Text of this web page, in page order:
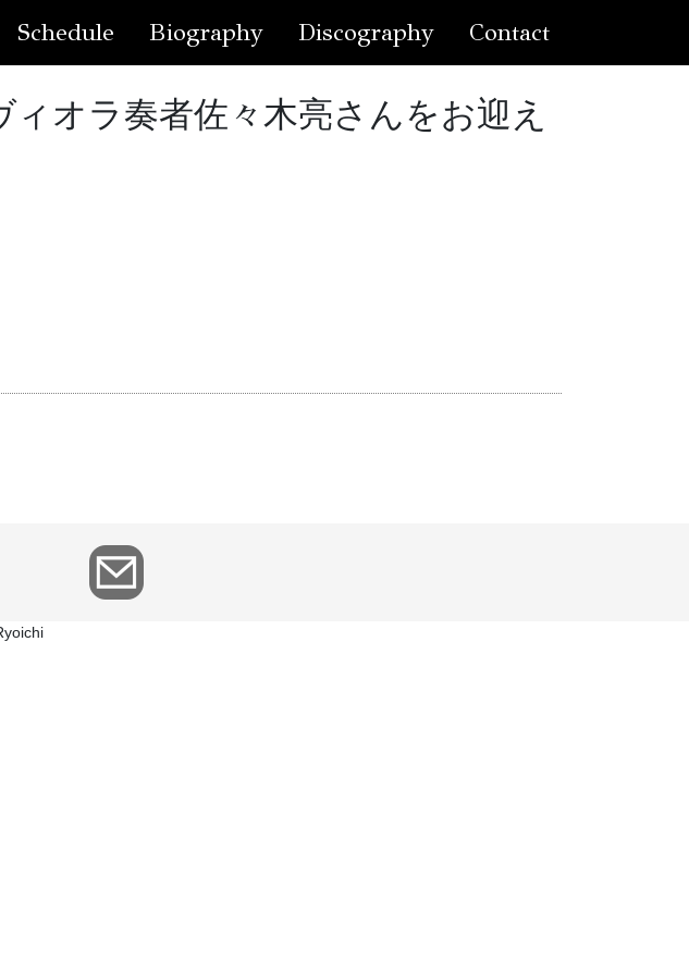
Schedule Biography Discography Contact
オラ奏者佐々木亮さんをお迎え